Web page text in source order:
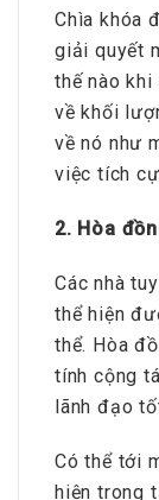
Chìa khóa
giải quyết
thế nào
về khối
về nó như
việc tích
2. Hòa
Các nhà
thể hiện
thể. Hòa
tính cộng
lãnh đạo
Có thể tới
hiện trong